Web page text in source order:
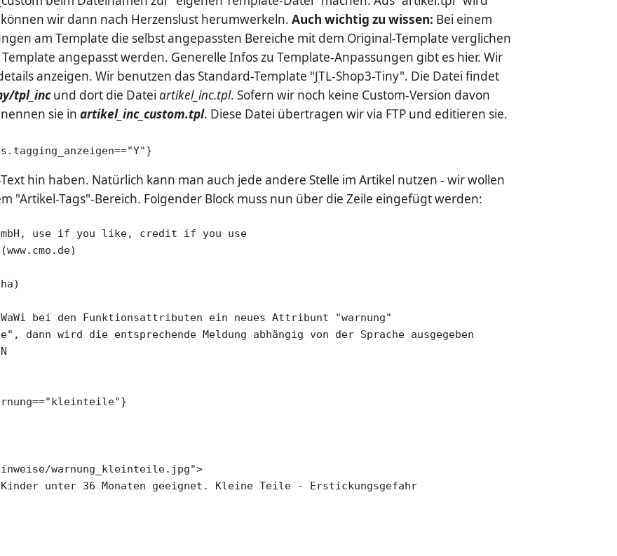
wir dann nach Herzenslust herumwerkeln. Auch wichtig zu wissen: Bei einem
am Template die selbst angepassten Bereiche mit dem Original-Template verglichen
angepasst werden. Generelle Infos zu Template-Anpassungen gibt es hier. Wir
anzeigen. Wir benutzen das Standard-Template "JTL-Shop3-Tiny". Die Datei findet
tpl_incund dort die Datei artikel_inc.tpl. Sofern wir noch keine Custom-Version davon
sie in artikel_inc_custom.tpl. Diese Datei übertragen wir via FTP und editieren sie.
hin haben. Natürlich kann man auch jede andere Stelle im Artikel nutzen - wir wollen
"Artikel-Tags"-Bereich. Folgender Block muss nun über die Zeile eingefügt werden:
use if you like, credit if you use
bei den Funktionsattributen ein neues Attribunt "warnung"
wird die entsprechende Meldung abhängig von der Sprache ausgegeben